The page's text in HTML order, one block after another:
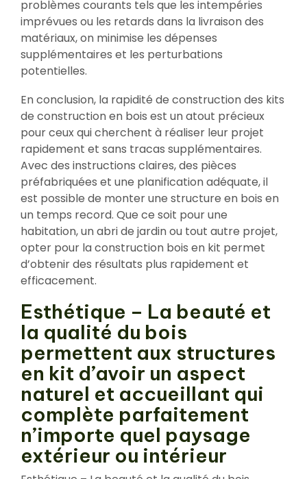
problèmes courants tels que les intempéries
imprévues ou les retards dans la livraison des
matériaux, on minimise les dépenses
supplémentaires et les perturbations
potentielles.
En conclusion, la rapidité de construction des kits
de construction en bois est un atout précieux
pour ceux qui cherchent à réaliser leur projet
rapidement et sans tracas supplémentaires.
Avec des instructions claires, des pièces
préfabriquées et une planification adéquate, il
est possible de monter une structure en bois en
un temps record. Que ce soit pour une
habitation, un abri de jardin ou tout autre projet,
opter pour la construction bois en kit permet
d’obtenir des résultats plus rapidement et
efficacement.
Esthétique – La beauté et
la qualité du bois
permettent aux structures
en kit d’avoir un aspect
naturel et accueillant qui
complète parfaitement
n’importe quel paysage
extérieur ou intérieur